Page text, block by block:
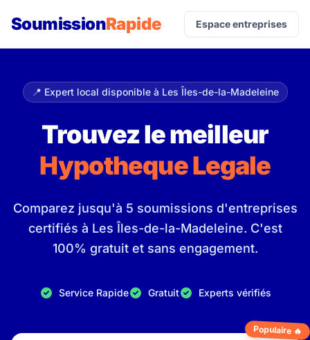
SoumissionRapide Espace entreprises
📍 Expert local disponible à Les Îles-de-la-Madeleine
Trouvez le meilleur
Hypotheque Legale
Comparez jusqu'à 5 soumissions d'entreprises
certifiés à Les Îles-de-la-Madeleine. C'est
100% gratuit et sans engagement.
Service Rapide Gratuit Experts vérifiés
Populaire 🔥